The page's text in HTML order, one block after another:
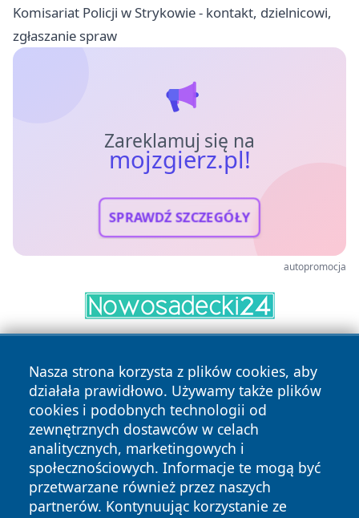
Komisariat Policji w Strykowie - kontakt, dzielnicowi,
zgłaszanie spraw
Zareklamuj się na
mojzgierz.pl!
SPRAWDŹ SZCZEGÓŁY
autopromocja
Nasza strona korzysta z plików cookies, aby
działała prawidłowo. Używamy także plików
cookies i podobnych technologii od
zewnętrznych dostawców w celach
analitycznych, marketingowych i
społecznościowych. Informacje te mogą być
przetwarzane również przez naszych
partnerów. Kontynuując korzystanie ze
Copyright © 2026 mojzgierz.pl Wszystkie prawa zastrzeżone.
Polityka
Polityka